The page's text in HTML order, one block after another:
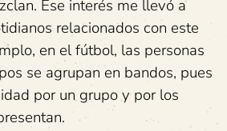
Ese interés me llevó a
relacionados con este
en el fútbol, las personas
se agrupan en bandos, pues
por un grupo y por los